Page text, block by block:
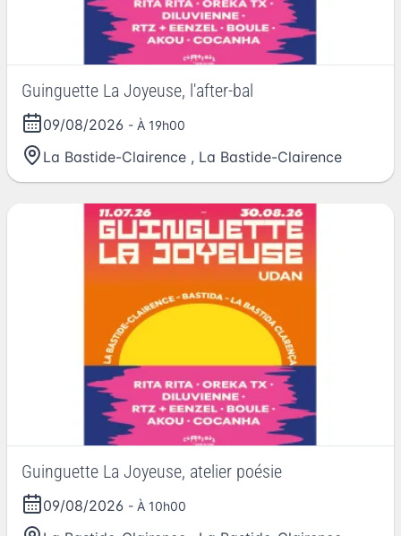
Guinguette La Joyeuse, l'after-bal
09/08/2026 - À 19h00
La Bastide-Clairence , La Bastide-Clairence
Guinguette La Joyeuse, atelier poésie
09/08/2026 - À 10h00